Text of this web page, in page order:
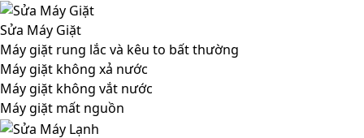
Sửa Máy Giặt
Máy giặt rung lắc và kêu to bất thường
Máy giặt không xả nước
Máy giặt không vắt nước
Máy giặt mất nguồn